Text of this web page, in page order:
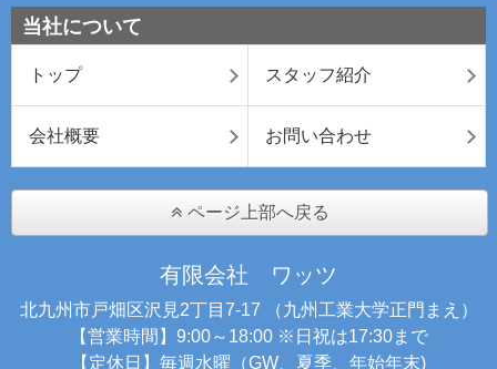
当社について
トップ スタッフ紹介
会社概要 お問い合わせ
ページ上部へ戻る
有限会社 ワッツ
北九州市戸畑区沢見2丁目7-17 （九州工業大学正門まえ）
【営業時間】9:00～18:00 ※日祝は17:30まで
【定休日】毎週水曜（GW、夏季、年始年末)